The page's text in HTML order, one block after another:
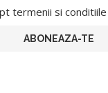
termenii si conditiile